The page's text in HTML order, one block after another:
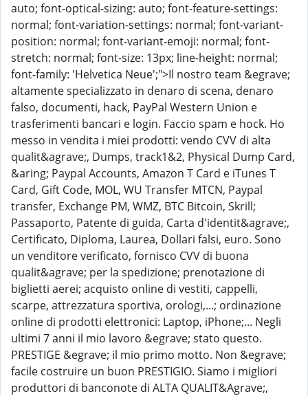
auto; font-optical-sizing: auto; font-feature-settings:
normal; font-variation-settings: normal; font-variant-
position: normal; font-variant-emoji: normal; font-
stretch: normal; font-size: 13px; line-height: normal;
font-family: 'Helvetica Neue';">Il nostro team &egrave;
altamente specializzato in denaro di scena, denaro
falso, documenti, hack, PayPal Western Union e
trasferimenti bancari e login. Faccio spam e hock. Ho
messo in vendita i miei prodotti: vendo CVV di alta
qualit&agrave;, Dumps, track1&2, Physical Dump Card,
&aring; Paypal Accounts, Amazon T Card e iTunes T
Card, Gift Code, MOL, WU Transfer MTCN, Paypal
transfer, Exchange PM, WMZ, BTC Bitcoin, Skrill;
Passaporto, Patente di guida, Carta d'identit&agrave;,
Certificato, Diploma, Laurea, Dollari falsi, euro. Sono
un venditore verificato, fornisco CVV di buona
qualit&agrave; per la spedizione; prenotazione di
biglietti aerei; acquisto online di vestiti, cappelli,
scarpe, attrezzatura sportiva, orologi,...; ordinazione
online di prodotti elettronici: Laptop, iPhone;... Negli
ultimi 7 anni il mio lavoro &egrave; stato questo.
PRESTIGE &egrave; il mio primo motto. Non &egrave;
facile costruire un buon PRESTIGIO. Siamo i migliori
produttori di banconote di ALTA QUALIT&Agrave;,